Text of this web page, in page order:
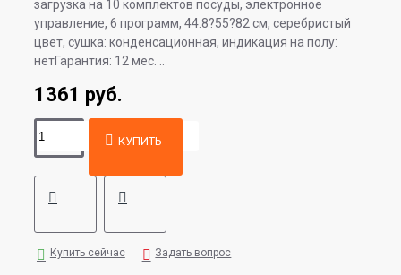
загрузка на 10 комплектов посуды, электронное
управление, 6 программ, 44.8?55?82 см, серебристый
цвет, сушка: конденсационная, индикация на полу:
нетГарантия: 12 мес. ..
1361 руб.
КУПИТЬ
Купить сейчас Задать вопрос